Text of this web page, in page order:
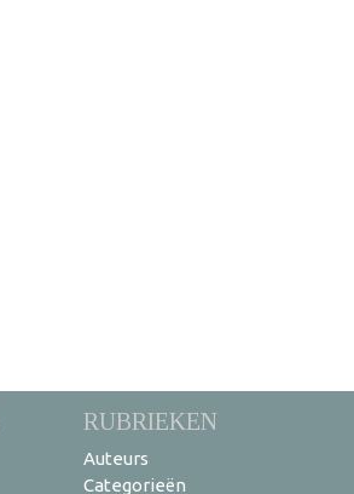
RUBRIEKEN
Auteurs
Categorieën